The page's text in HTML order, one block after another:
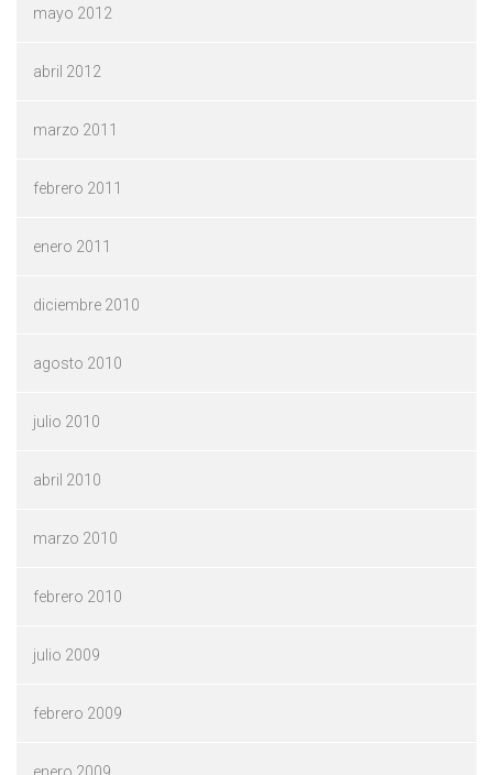
mayo 2012
abril 2012
marzo 2011
febrero 2011
enero 2011
diciembre 2010
agosto 2010
julio 2010
abril 2010
marzo 2010
febrero 2010
julio 2009
febrero 2009